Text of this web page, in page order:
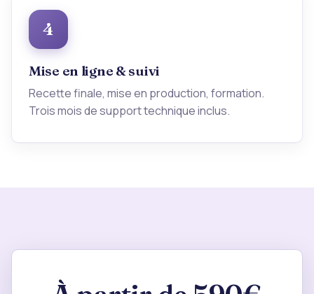
4
Mise en ligne & suivi
Recette finale, mise en production, formation.
Trois mois de support technique inclus.